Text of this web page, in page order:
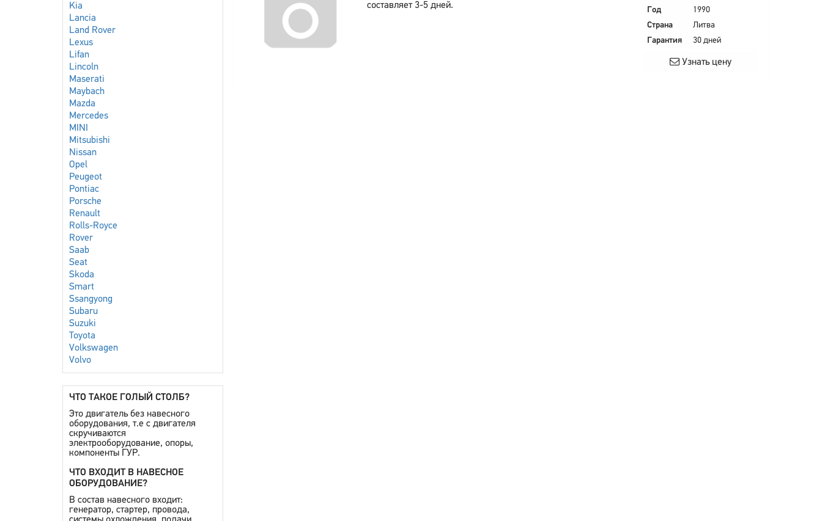
Kia
Lancia
Land Rover
Lexus
Lifan
Lincoln
Maserati
Maybach
Mazda
Mercedes
MINI
Mitsubishi
Nissan
Opel
Peugeot
Pontiac
Porsche
Renault
Rolls-Royce
Rover
Saab
Seat
Skoda
Smart
Ssangyong
Subaru
Suzuki
Toyota
Volkswagen
Volvo
ЧТО ТАКОЕ ГОЛЫЙ СТОЛБ?
Это двигатель без навесного
оборудования, т.е с двигателя
скручиваются
электрооборудование, опоры,
компоненты ГУР.
ЧТО ВХОДИТ В НАВЕСНОЕ
ОБОРУДОВАНИЕ?
В состав навесного входит:
генератор, стартер, провода,
составляет 3-5 дней.
Год
1990
Страна
Литва
Гарантия
30 дней
Узнать цену